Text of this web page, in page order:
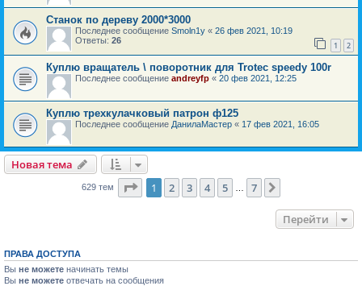
Станок по дереву 2000*3000
Последнее сообщение Smoln1y « 26 фев 2021, 10:19
Ответы: 26 1 2
Куплю вращатель \ поворотник для Trotec speedy 100r
Последнее сообщение andreyfp « 20 фев 2021, 12:25
Куплю трехкулачковый патрон ф125
Последнее сообщение ДанилаМастер « 17 фев 2021, 16:05
Новая тема
629 тем Страница из
1 2 3 4 5 7
Перейти
ПРАВА ДОСТУПА
Вы не можете начинать темы
Вы не можете отвечать на сообщения